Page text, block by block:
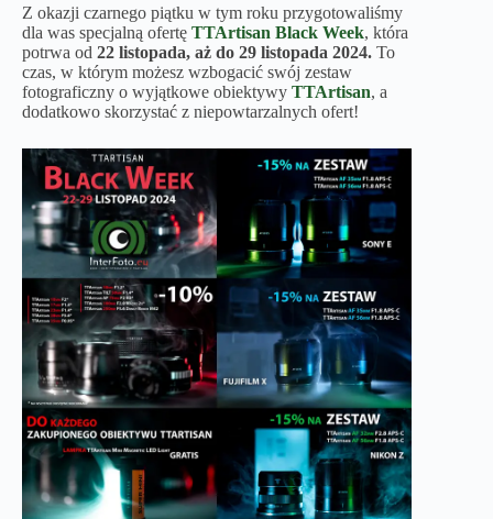
Z okazji czarnego piątku w tym roku przygotowaliśmy
dla was specjalną ofertę TTArtisan Black Week, która
potrwa od 22 listopada, aż do 29 listopada 2024. To
czas, w którym możesz wzbogacić swój zestaw
fotograficzny o wyjątkowe obiektywy TTArtisan, a
dodatkowo skorzystać z niepowtarzalnych ofert!